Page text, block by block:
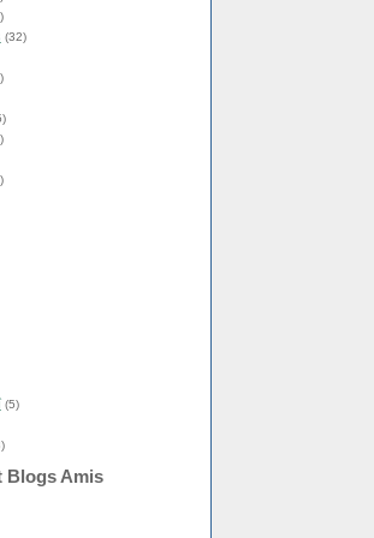
(32)
(5)
Blogs Amis